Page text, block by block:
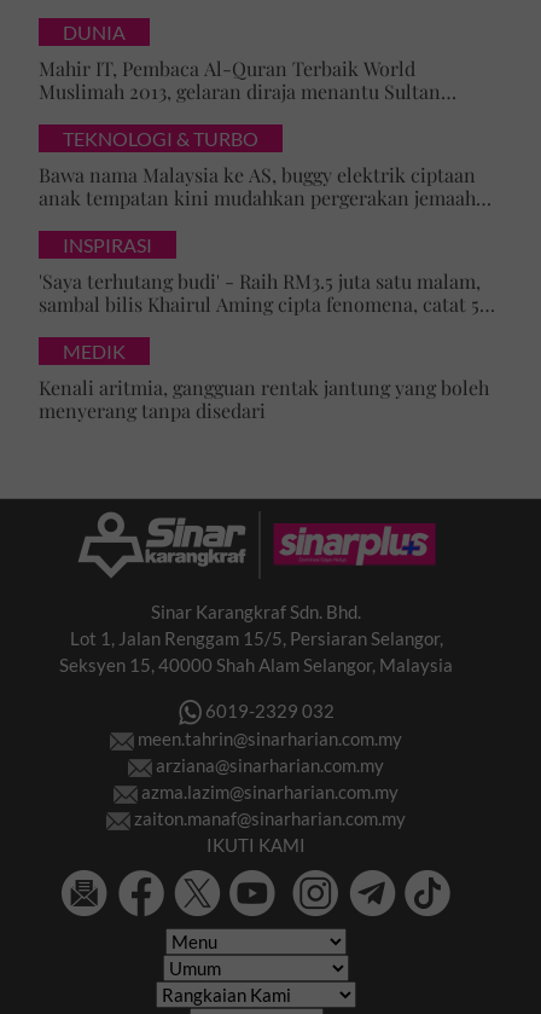
DUNIA
Mahir IT, Pembaca Al-Quran Terbaik World
Muslimah 2013, gelaran diraja menantu Sultan
merta
TEKNOLOGI & TURBO
Bawa nama Malaysia ke AS, buggy elektrik ciptaan
anak tempatan kini mudahkan pergerakan jemaah
INSPIRASI
'Saya terhutang budi' - Raih RM3.5 juta satu malam,
sambal bilis Khairul Aming cipta fenomena, catat 5
MEDIK
Kenali aritmia, gangguan rentak jantung yang boleh
menyerang tanpa disedari
Sinar Karangkraf Sdn. Bhd.
Lot 1, Jalan Renggam 15/5, Persiaran Selangor,
Seksyen 15, 40000 Shah Alam Selangor, Malaysia
6019-2329 032
meen.tahrin@sinarharian.com.my
arziana@sinarharian.com.my
azma.lazim@sinarharian.com.my
zaiton.manaf@sinarharian.com.my
IKUTI KAMI